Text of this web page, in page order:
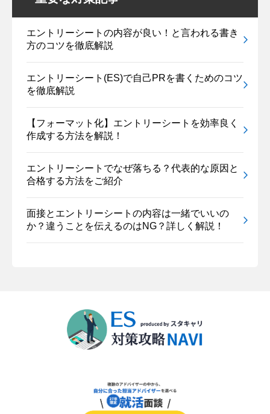
エントリーシートの内容が良い！と言われる書き
方のコツを徹底解説
エントリーシート(ES)で自己PRを書くためのコツ
を徹底解説
【フォーマット化】エントリーシートを効率良く
作成する方法を解説！
エントリーシートでなぜ落ちる？代表的な原因と
合格する方法をご紹介
面接とエントリーシートの内容は一緒でいいの
か？違うことを伝えるのはNG？詳しく解説！